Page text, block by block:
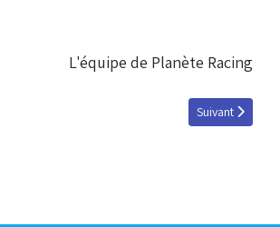
L'équipe de Planète Racing
Article suivant :
Suivant